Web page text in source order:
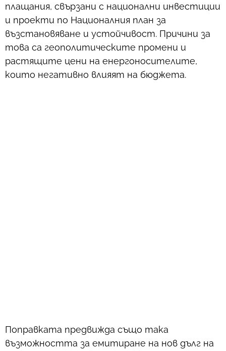
плащания, свързани с национални инвестиции
и проекти по Националния план за
възстановяване и устойчивост. Причини за
това са геополитическите промени и
растящите цени на енергоносителите,
които негативно влияят на бюджета.
Поправката предвижда също така
възможността за емитиране на нов дълг на